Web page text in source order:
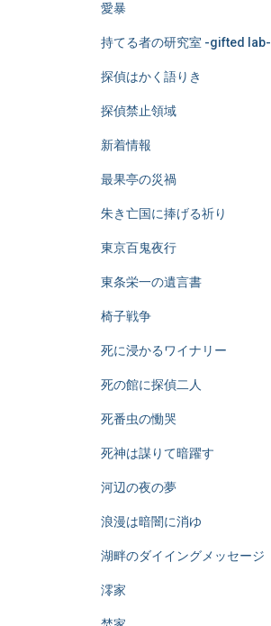
愛暴
持てる者の研究室 -gifted lab-
探偵はかく語りき
探偵禁止領域
新着情報
最果亭の災禍
朱き亡国に捧げる祈り
東京百鬼夜行
東条栄一の遺言書
椅子戦争
死に浸かるワイナリー
死の館に探偵二人
死番虫の慟哭
死神は謀りて暗躍す
河辺の夜の夢
浪漫は暗闇に消ゆ
湖畔のダイイングメッセージ
澪家